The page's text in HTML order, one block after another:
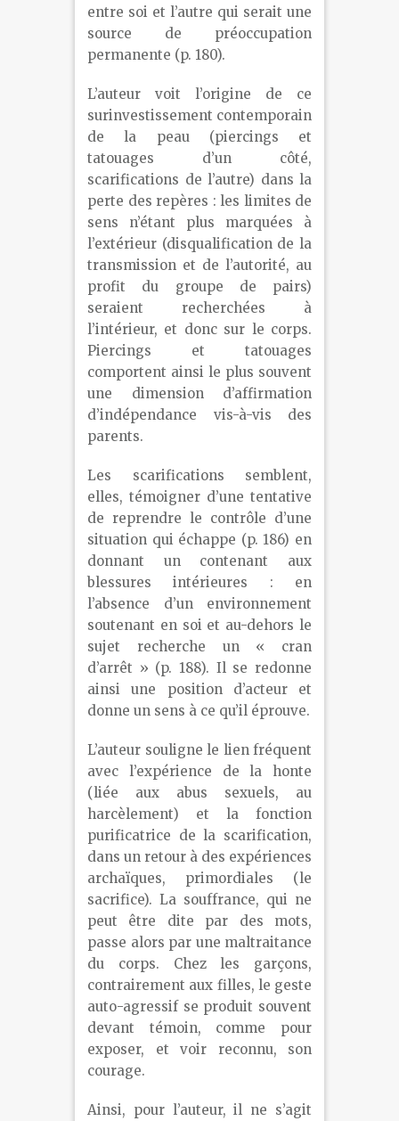
entre soi et l’autre qui serait une
source de préoccupation
permanente (p. 180).
L’auteur voit l’origine de ce
surinvestissement contemporain
de la peau (piercings et
tatouages d’un côté,
scarifications de l’autre) dans la
perte des repères : les limites de
sens n’étant plus marquées à
l’extérieur (disqualification de la
transmission et de l’autorité, au
profit du groupe de pairs)
seraient recherchées à
l’intérieur, et donc sur le corps.
Piercings et tatouages
comportent ainsi le plus souvent
une dimension d’affirmation
d’indépendance vis-à-vis des
parents.
Les scarifications semblent,
elles, témoigner d’une tentative
de reprendre le contrôle d’une
situation qui échappe (p. 186) en
donnant un contenant aux
blessures intérieures : en
l’absence d’un environnement
soutenant en soi et au-dehors le
sujet recherche un « cran
d’arrêt » (p. 188). Il se redonne
ainsi une position d’acteur et
donne un sens à ce qu’il éprouve.
L’auteur souligne le lien fréquent
avec l’expérience de la honte
(liée aux abus sexuels, au
harcèlement) et la fonction
purificatrice de la scarification,
dans un retour à des expériences
archaïques, primordiales (le
sacrifice). La souffrance, qui ne
peut être dite par des mots,
passe alors par une maltraitance
du corps. Chez les garçons,
contrairement aux filles, le geste
auto-agressif se produit souvent
devant témoin, comme pour
exposer, et voir reconnu, son
courage.
Ainsi, pour l’auteur, il ne s’agit